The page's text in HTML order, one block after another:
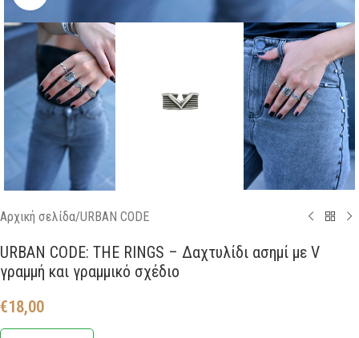
Αρχική σελίδα/URBAN CODE
URBAN CODE: THE RINGS – Δαχτυλίδι ασημί με V
γραμμή και γραμμικό σχέδιο
€18,00